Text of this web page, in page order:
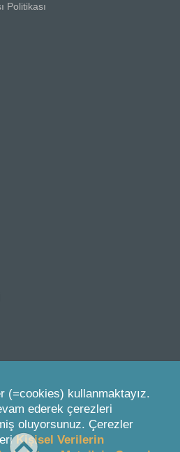
Politikası
(=cookies) kullanmaktayız.
ederek çerezleri
oluyorsunuz. Çerezler
Kişisel Verilerin